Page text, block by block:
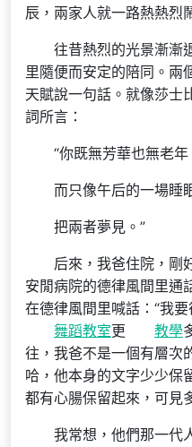
辰，兩家人就一路熱熱烈
往昔熱烈的光景漸漸
里隨便而安定的陪同。兩
天賦說一句話。就像莎士
詞所言：
“你既無芳華也無老年
而只像午后的一場睡
把兩者夢見。”
后來，我爸住院，剛
安閒病院的德律風間里通
在德律風間里喊話：“我
舞蹈教室更 教學
往，我爸不是一個有層次
哈，他本身的文字少少保
都有心腸保留起來，可見
我常想，他們那一代